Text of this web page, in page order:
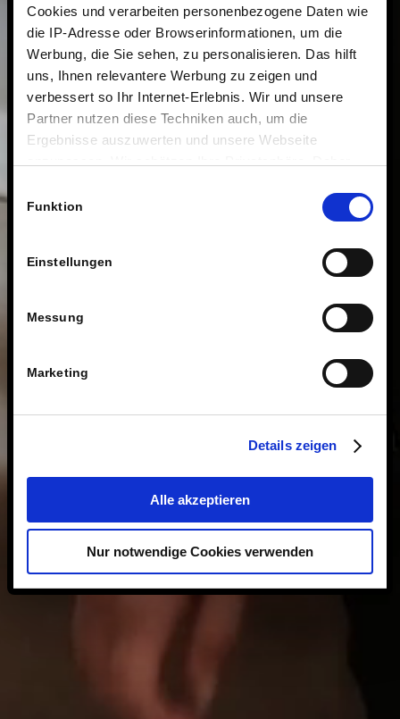
Cookies und verarbeiten personenbezogene Daten wie
die IP-Adresse oder Browserinformationen, um die
Werbung, die Sie sehen, zu personalisieren. Das hilft
uns, Ihnen relevantere Werbung zu zeigen und
verbessert so Ihr Internet-Erlebnis. Wir und unsere
Partner nutzen diese Techniken auch, um die
Ergebnisse auszuwerten und unsere Webseite
Technologien.
Funktion
Einstellungen
Messung
Marketing
Details zeigen
Alle akzeptieren
Nur notwendige Cookies verwenden